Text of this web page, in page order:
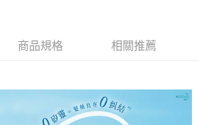
停止該用戶之使用額度並採取法律行動。
商品規格 相關推薦